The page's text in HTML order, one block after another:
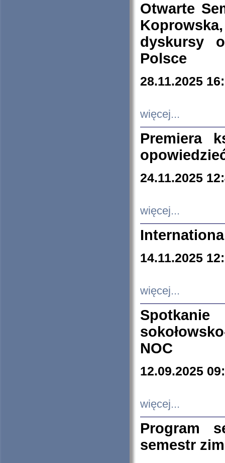
Otwarte
dyskursy
Polsce
28.11.2025
więcej...
Premiera
24.11.2025
więcej...
14.11.2025
więcej...
NOC
12.09.2025
więcej...
Program
semestr